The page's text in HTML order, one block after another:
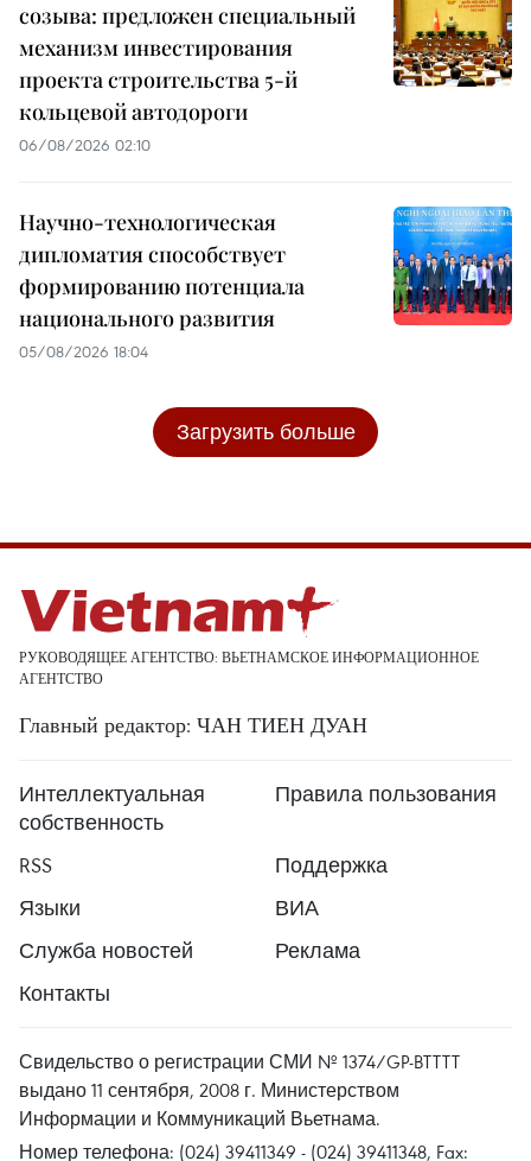
созыва: предложен специальный
механизм инвестирования
проекта строительства 5-й
кольцевой автодороги
06/08/2026 02:10
Научно-технологическая
дипломатия способствует
формированию потенциала
национального развития
05/08/2026 18:04
Загрузить больше
РУКОВОДЯЩЕЕ АГЕНТСТВО: ВЬЕТНАМСКОЕ ИНФОРМАЦИОННОЕ
АГЕНТСТВО
Главный редактор: ЧАН ТИЕН ДУАН
Интеллектуальная
собственность
Правила пользования
RSS
Поддержка
Языки
ВИА
Служба новостей
Реклама
Контакты
Свидельство о регистрации СМИ № 1374/GP-BTTTT
выдано 11 сентября, 2008 г. Министерством
Информации и Коммуникаций Вьетнама.
Номер телефона: (024) 39411349 - (024) 39411348, Fax: